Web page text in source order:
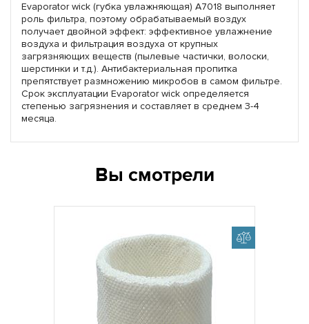
Evaporator wick (губка увлажняющая) А7018 выполняет
роль фильтра, поэтому обрабатываемый воздух
получает двойной эффект: эффективное увлажнение
воздуха и фильтрация воздуха от крупных
загрязняющих веществ (пылевые частички, волоски,
шерстинки и т.д.). Антибактериальная пропитка
препятствует размножению микробов в самом фильтре.
Срок эксплуатации Evaporator wick определяется
степенью загрязнения и составляет в среднем 3-4
месяца.
Вы смотрели